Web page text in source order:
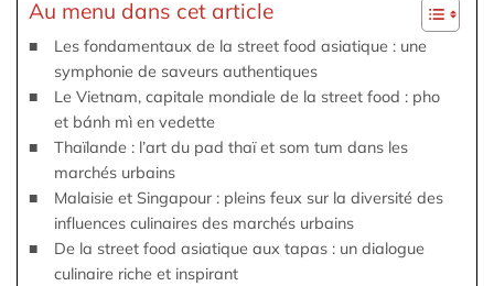
Au menu dans cet article
Les fondamentaux de la street food asiatique : une
symphonie de saveurs authentiques
Le Vietnam, capitale mondiale de la street food : pho
et bánh mì en vedette
Thaïlande : l’art du pad thaï et som tum dans les
marchés urbains
Malaisie et Singapour : pleins feux sur la diversité des
influences culinaires des marchés urbains
De la street food asiatique aux tapas : un dialogue
culinaire riche et inspirant